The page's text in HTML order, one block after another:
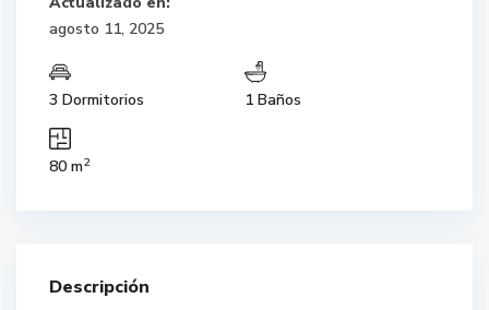
agosto 11, 2025
3 Dormitorios 1 Baños
80 m2
Descripción